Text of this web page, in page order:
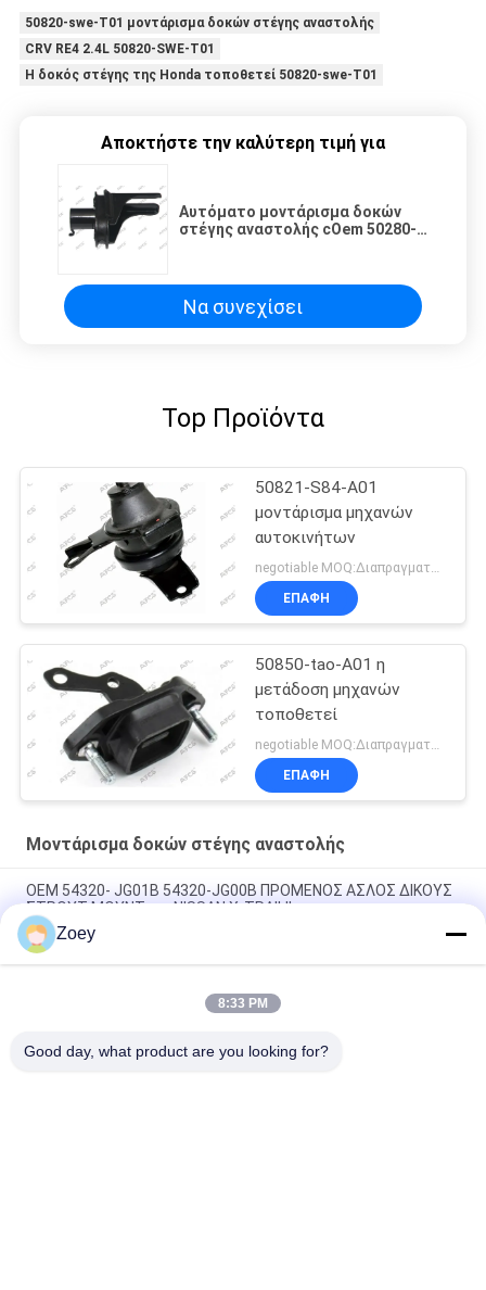
50820-swe-T01 μοντάρισμα δοκών στέγης αναστολής
CRV RE4 2.4L 50820-SWE-T01
Η δοκός στέγης της Honda τοποθετεί 50820-swe-T01
Αποκτήστε την καλύτερη τιμή για
Αυτόματο μοντάρισμα δοκών
στέγης αναστολής cOem 50280-
Να συνεχίσει
Top Προϊόντα
50821-S84-A01
μοντάρισμα μηχανών
αυτοκινήτων
negotiable MOQ:Διαπραγματεύσιμος
ΕΠΑΦΉ
50850-tao-A01 η
μετάδοση μηχανών
τοποθετεί
ΕΠΑΦΉ
Μοντάρισμα δοκών στέγης αναστολής
OEM 54320- JG01B 54320-JG00B ΠΡΟΜΕΝΟΣ ΑΣΛΟΣ ΔΙΚΟΥΣ
ΣΤΡΟΥΤ ΜΟΥΝΤ για NISSAN X-TRAILII
OEM 54610-37100 54610-26000 ΠΡΟΜΕΝΟΣ ΑΣΛΟΣ ΣΤΡΟΥΤ
ΜΟΥΝΤ για HYUNDAI SANTA FE ΒΑΣΙΚΟ ΜΟΔΕΛ
48609-02220 48609-20500 Μπροστά άξονα δεξιά στήριξη για
Zoey
8:33 PM
Good day, what product are you looking for?